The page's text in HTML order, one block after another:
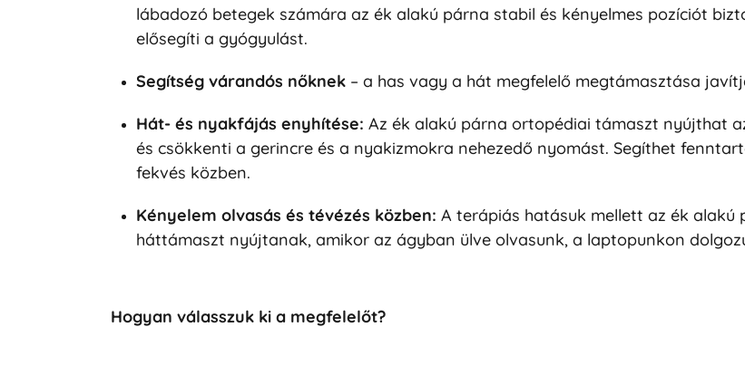
lábadozó betegek számára az ék alakú párna stabil és kényelmes pozíciót
elősegíti a gyógyulást.
Segítség várandós nőknek– a has vagy a hát megfelelő megtámasztása
Hát- és nyakfájás enyhítése: Az ék alakú párna ortopédiai támaszt nyújthat
és csökkenti a gerincre és a nyakizmokra nehezedő nyomást. Segíthet
fekvés közben.
Kényelem olvasás és tévézés közben: A terápiás hatásuk mellett az ék alakú
háttámaszt nyújtanak, amikor az ágyban ülve olvasunk, a laptopunkon
Hogyan válasszuk ki a megfelelőt?